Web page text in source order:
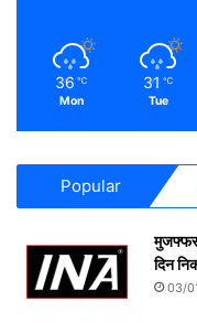
36 ℃
Mon
31 ℃
Tue
Popular
दिन
03/